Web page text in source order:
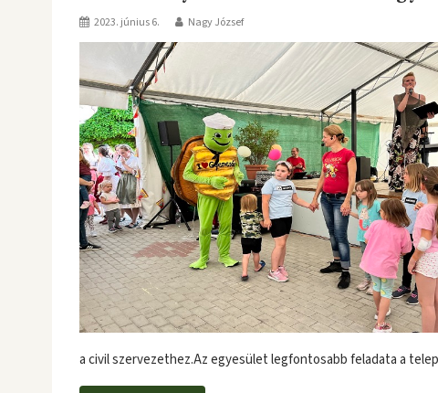
2023. június 6. Nagy József
a civil szervezethez.Az egyesület legfontosabb feladata a